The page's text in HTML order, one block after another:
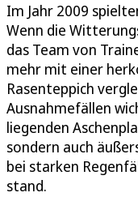
Im Jahr 2009
Wenn die
das Team von
mehr mit einer
Rasenteppich
Ausnahmefällen
liegenden
sondern auch
bei starken
stand.